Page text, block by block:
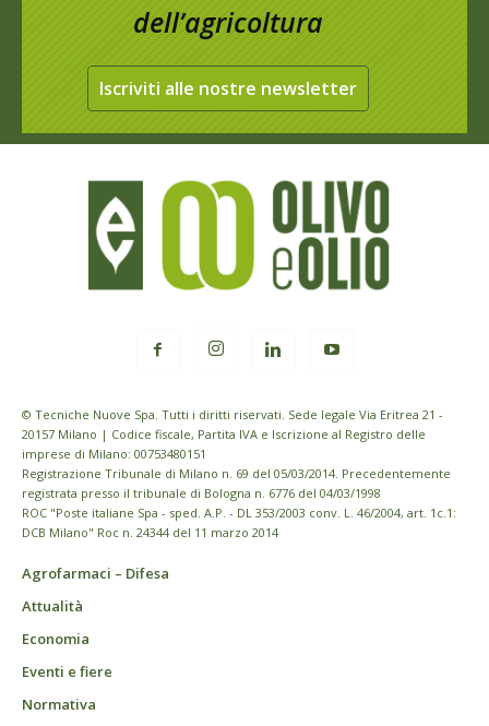
dell’agricoltura
Iscriviti alle nostre newsletter
© Tecniche Nuove Spa. Tutti i diritti riservati. Sede legale Via Eritrea 21 -
20157 Milano | Codice fiscale, Partita IVA e Iscrizione al Registro delle
imprese di Milano: 00753480151
Registrazione Tribunale di Milano n. 69 del 05/03/2014. Precedentemente
registrata presso il tribunale di Bologna n. 6776 del 04/03/1998
ROC "Poste italiane Spa - sped. A.P. - DL 353/2003 conv. L. 46/2004, art. 1c.1:
DCB Milano" Roc n. 24344 del 11 marzo 2014
Agrofarmaci – Difesa
Attualità
Economia
Eventi e fiere
Normativa